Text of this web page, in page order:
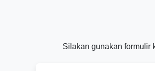
Silakan gunakan formulir